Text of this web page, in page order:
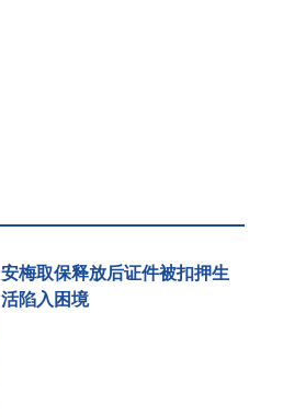
安梅取保释放后证件被扣押生
活陷入困境